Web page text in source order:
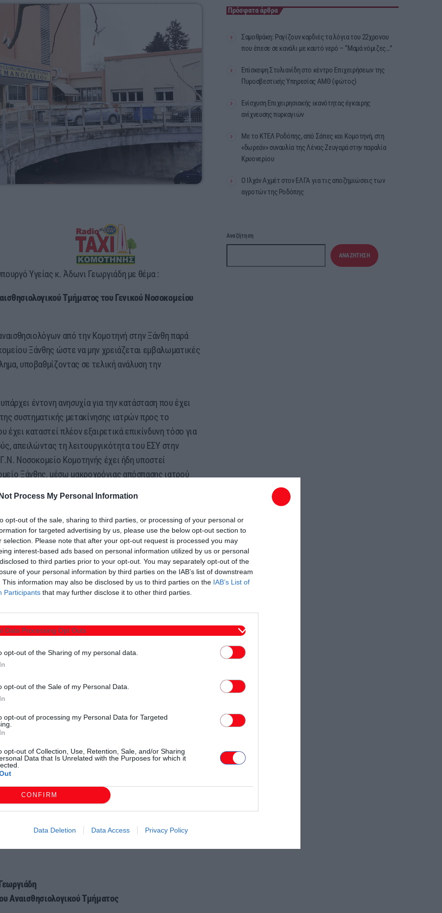
Process My Personal Information
opt-out of the sale, sharing to third parties, or processing of your personal or
for targeted advertising by us, please use the below opt-out section to
selection. Please note that after your opt-out request is processed you may
interest-based ads based on personal information utilized by us or personal
to third parties prior to your opt-out. You may separately opt-out of the
of your personal information by third parties on the IAB’s list of downstream
This information may also be disclosed by us to third parties on the IAB’s List of
Participants that may further disclose it to other third parties.
Data Processing Opt Outs
opt-out of the Sharing of my personal data.
opt-out of the Sale of my Personal Data.
opt-out of processing my Personal Data for Targeted
opt-out of Collection, Use, Retention, Sale, and/or Sharing
Data that Is Unrelated with the Purposes for which it
CONFIRM
Data Deletion Data Access Privacy Policy
Υγείας κ. Άδωνι Γεωργιάδη με θέμα :
Τμήματος του Γενικού Νοσοκομείου
από την Κομοτηνή στην Ξάνθη παρά
Ξάνθης ώστε να μην χρειάζεται εμβαλωματικές
υποβαθμίζοντας σε τελική ανάλυση την
έντονη ανησυχία για την κατάσταση που έχει
συστηματικής μετακίνησης ιατρών προς το
καταστεί πλέον εξαιρετικά επικίνδυνη τόσο για
απειλώντας τη λειτουργικότητα του ΕΣΥ στην
Νοσοκομείο Κομοτηνής έχει ήδη υποστεί
Ξάνθης, μέσω μακροχρόνιας απόσπασης ιατρού
μετακινήσεις ιατρών άλλων ειδικοτήτων.
η κατ’ εξακολούθηση κάλυψη αναγκών του
του αναισθησιολογικού τμήματος του
πολιτική πράξη,
θέσεων ιατρών στην Ξάνθη, παρατηρείται
σημαντικών κενών στην στελέχωση του εκεί
οι προσωρινές μετακινήσεις προσωπικού, αλλά η
διασφαλίσουν την προσέλκυση και την παραμονή
νοσοκομεία, μεταξύ αυτών και σε εκείνα της
δηλώνουν κατηγορηματικά ότι δεν δέχονται
του τμήματός τους,
της μετακίνησης αναισθησιολόγων από το Γ.Ν.
Τμήματος, το οποίο αποτελεί
του Νοσοκομείου Ξάνθης με
λύσεων;
Αναισθησιολογικού Τμήματος
Πρόσφατα άρθρα
Σαμοθράκη: Ραγίζουν καρδιές τα λόγια του 22χρονου
που έπεσε σε κανάλι με καυτό νερό – “Μαμά νόμιζες…”
Επίσκεψη Στυλιανίδη στο κέντρο Επιχειρήσεων της
Πυροσβεστικής Υπηρεσίας ΑΜΘ (φώτος)
Ενίσχυση Επιχειρησιακής ικανότητας έγκαιρης
ανίχνευσης πυρκαγιών
Με το ΚΤΕΛ Ροδόπης, από Σάπες και Κομοτηνή, στη
«δωρεάν» συναυλία της Λένας Ζευγαρά στην παραλία
Κρυονερίου
Ο Ιλχάν Αχμέτ στον ΕΛΓΑ για τις αποζημιώσεις των
αγροτών της Ροδόπης
Αναζήτηση
ΑΝΑΖΉΤΗΣΗ